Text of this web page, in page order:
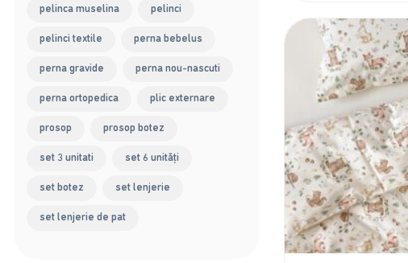
pelinca muselina pelinci
pelinci textile perna bebelus
perna gravide perna nou-nascuti
perna ortopedica plic externare
prosop prosop botez
set 3 unitati set 6 unități
set botez set lenjerie
set lenjerie de pat